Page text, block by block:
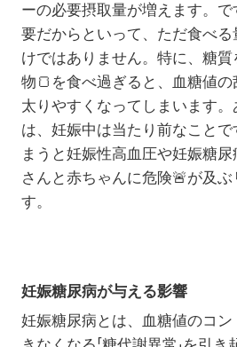
ーの必要摂取量が増えます。
要だからといって、ただ食べ
けではありません。特に、糖
物🍞を食べ過ぎると、血糖値の
太りやすくなってしまいます
は、妊娠中は当たり前なこと
まうと妊娠性高血圧や妊娠糖
さんと赤ちゃんに危険🚨が及ぶ
す。
妊娠糖尿病が与える影響
妊娠糖尿病とは、血糖値のコ